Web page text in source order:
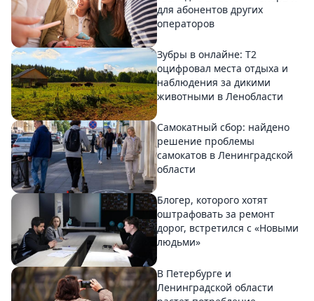
для абонентов других
операторов
Зубры в онлайне: Т2
оцифровал места отдыха и
наблюдения за дикими
животными в Ленобласти
Самокатный сбор: найдено
решение проблемы
самокатов в Ленинградской
области
Блогер, которого хотят
оштрафовать за ремонт
дорог, встретился с «Новыми
людьми»
В Петербурге и
Ленинградской области